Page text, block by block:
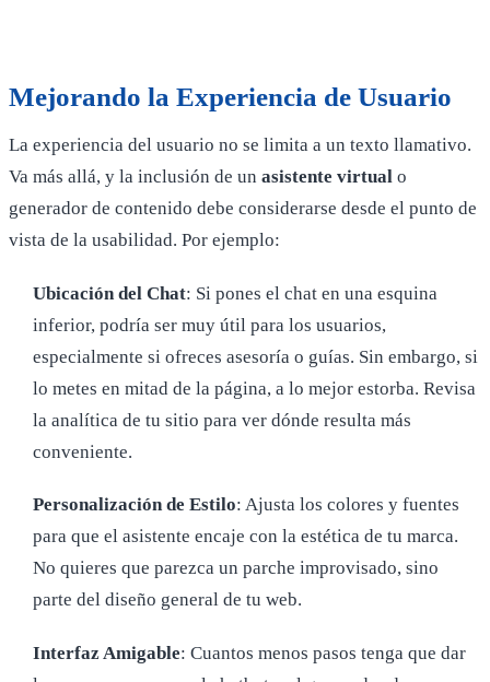
Mejorando la Experiencia de Usuario
La experiencia del usuario no se limita a un texto llamativo.
Va más allá, y la inclusión de un asistente virtual o
generador de contenido debe considerarse desde el punto de
vista de la usabilidad. Por ejemplo:
Ubicación del Chat: Si pones el chat en una esquina
inferior, podría ser muy útil para los usuarios,
especialmente si ofreces asesoría o guías. Sin embargo, si
lo metes en mitad de la página, a lo mejor estorba. Revisa
la analítica de tu sitio para ver dónde resulta más
conveniente.
Personalización de Estilo: Ajusta los colores y fuentes
para que el asistente encaje con la estética de tu marca.
No quieres que parezca un parche improvisado, sino
parte del diseño general de tu web.
Interfaz Amigable: Cuantos menos pasos tenga que dar